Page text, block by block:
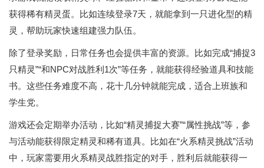
获得稀有精灵蛋。比如连续登录7天，就能拿到一只进化型的精
灵，帮助玩家快速组建强力队伍。
除了登录奖励，日常任务也会提供丰富的资源。比如完成“捕捉3
只精灵”“和NPC对战胜利1次”等任务，就能获得经验道具和技能
书。这些任务难度不高，花十几分钟就能完成，适合上班族和
学生党。
游戏还会定期举办活动，比如“精灵捕捉大赛”“属性挑战”等，参
与活动能获得限定精灵和稀有道具。比如在“火系精灵挑战”活动
中，玩家需要用火系精灵战胜指定的对手，胜利后就能获得一